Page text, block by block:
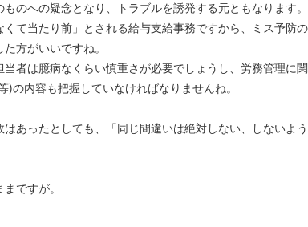
のへの疑念となり、トラブルを誘発する元ともなります。
くて当たり前」とされる給与支給事務ですから、ミス予防
方がいいですね。
当者は臆病なくらい慎重さが必要でしょうし、労務管理に
)の内容も把握していなければなりませんね。
はあったとしても、「同じ間違いは絶対しない、しないよ
ですが。